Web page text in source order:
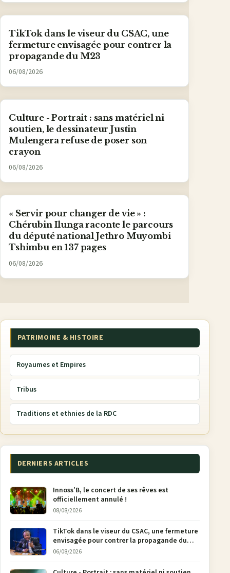
TikTok dans le viseur du CSAC, une
fermeture envisagée pour contrer la
propagande du M23
06/08/2026
Culture - Portrait : sans matériel ni
soutien, le dessinateur Justin
Mulengera refuse de poser son
crayon
06/08/2026
« Servir pour changer de vie » :
Chérubin Ilunga raconte le parcours
du député national Jethro Muyombi
Tshimbu en 137 pages
06/08/2026
PATRIMOINE & HISTOIRE
Royaumes et Empires
Tribus
Traditions et ethnies de la RDC
DERNIERS ARTICLES
Innoss’B, le concert de ses rêves est
officiellement annulé !
08/08/2026
TikTok dans le viseur du CSAC, une fermeture
envisagée pour contrer la propagande du
M23
06/08/2026